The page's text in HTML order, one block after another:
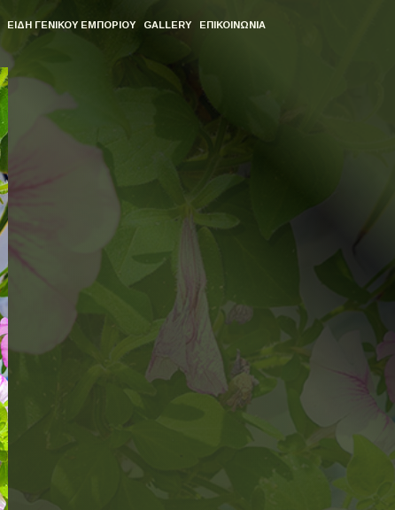
ΕΙΔΗ ΓΕΝΙΚΟΥ ΕΜΠΟΡΙΟΥ GALLERY ΕΠΙΚΟΙΝΩΝΙΑ